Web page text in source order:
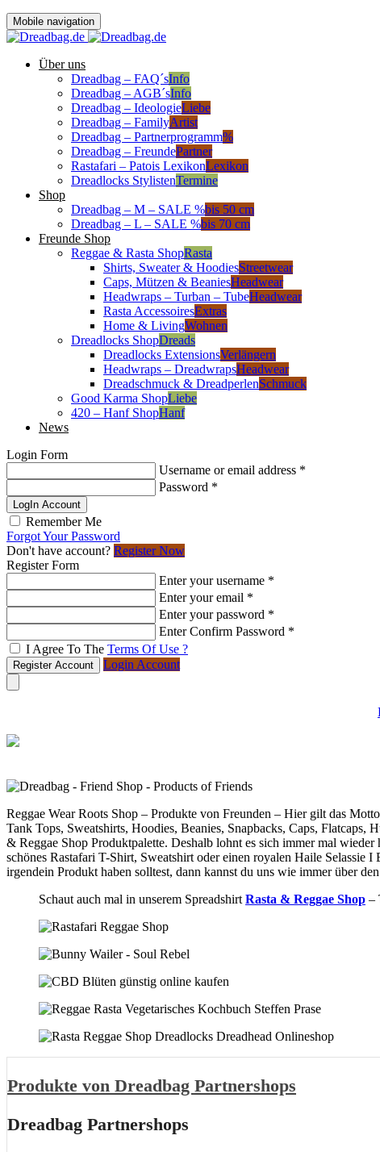
Mobile navigation
Über uns
Dreadbag – FAQ´sInfo
Dreadbag – AGB´sInfo
Dreadbag – IdeologieLiebe
Dreadbag – FamilyArtist
Dreadbag – Partnerprogramm%
Dreadbag – FreundePartner
Rastafari – Patois LexikonLexikon
Dreadlocks StylistenTermine
Shop
Dreadbag – M – SALE %bis 50 cm
Dreadbag – L – SALE %bis 70 cm
Freunde Shop
Reggae & Rasta ShopRasta
Shirts, Sweater & HoodiesStreetwear
Caps, Mützen & BeaniesHeadwear
Headwraps – Turban – TubeHeadwear
Rasta AccessoiresExtras
Home & LivingWohnen
Dreadlocks ShopDreads
Dreadlocks ExtensionsVerlängern
Headwraps – DreadwrapsHeadwear
Dreadschmuck & DreadperlenSchmuck
Good Karma ShopLiebe
420 – Hanf ShopHanf
News
Login Form
Username or email address *
Password *
LogIn Account
Remember Me
Forgot Your Password
Don't have account? Register Now
Register Form
Enter your username *
Enter your email *
Enter your password *
Enter Confirm Password *
I Agree To The Terms Of Use ?
Register Account Login Account
Skip
Reggae Wear Roots Shop – Produkte von Freunden – Hier gilt das
Tank Tops, Sweatshirts, Hoodies, Beanies, Snapbacks, Caps,
& Reggae Shop Produktpalette. Deshalb lohnt es sich immer mal
schönes Rastafari T-Shirt, Sweatshirt oder einen royalen Haile Selassie
irgendein Produkt haben solltest, dann kannst du uns wie immer über
Schaut auch mal in unserem Spreadshirt Rasta & Reggae Shop –
Produkte von Dreadbag Partnershops
Dreadbag Partnershops